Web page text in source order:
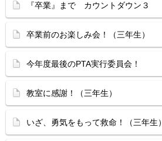
『卒業』まで カウントダウン３
卒業前のお楽しみ会！（三年生）
今年度最後のPTA実行委員会！
教室に感謝！（三年生）
いざ、勇気をもって救命！（三年生）